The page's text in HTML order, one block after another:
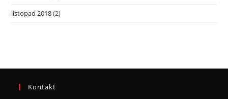
listopad 2018(2)
Kontakt